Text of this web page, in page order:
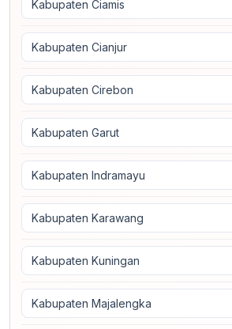
Kabupaten Ciamis
Kabupaten Cianjur
Kabupaten Cirebon
Kabupaten Garut
Kabupaten Indramayu
Kabupaten Karawang
Kabupaten Kuningan
Kabupaten Majalengka